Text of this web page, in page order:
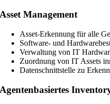
Asset Management
Asset-Erkennung für alle
Software- und
Verwaltung von IT
Zuordnung von IT Assets
Datenschnittstelle zu
Agentenbasiertes